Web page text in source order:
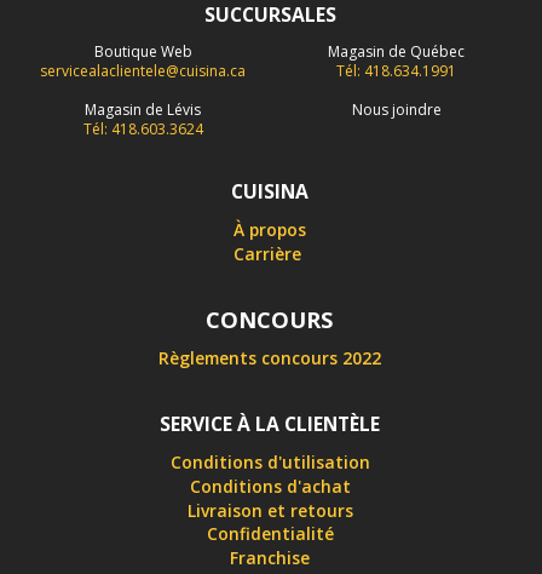
SUCCURSALES
Boutique Web
servicealaclientele@cuisina.ca
Magasin de Québec
Tél: 418.634.1991
Magasin de Lévis
Tél: 418.603.3624
Nous joindre
CUISINA
À propos
Carrière
CONCOURS
Règlements concours 2022
SERVICE À LA CLIENTÈLE
Conditions d'utilisation
Conditions d'achat
Livraison et retours
Confidentialité
Franchise